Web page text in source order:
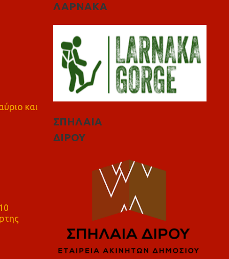
και
ΛΑΡΝΑΚΑ
ΣΠΗΛΑΙΑ
ΔΙΡΟΥ